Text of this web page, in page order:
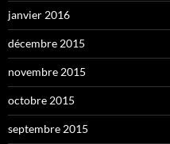
janvier 2016
décembre 2015
novembre 2015
octobre 2015
septembre 2015